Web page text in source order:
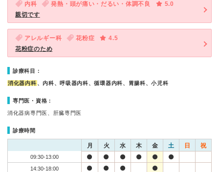
内科 発熱・頭が痛い・だるい・体調不良
5.0
親切です
アレルギー科 花粉症
4.5
花粉症のため
診療科目：
消化器内科 、内科、呼吸器内科、循環器内科、胃腸科、小児科
専門医・資格：
消化器病専門医、肝臓専門医
診療時間
月 火 水 木 金 土 日 祝
09:30-13:00
14:30-18:00